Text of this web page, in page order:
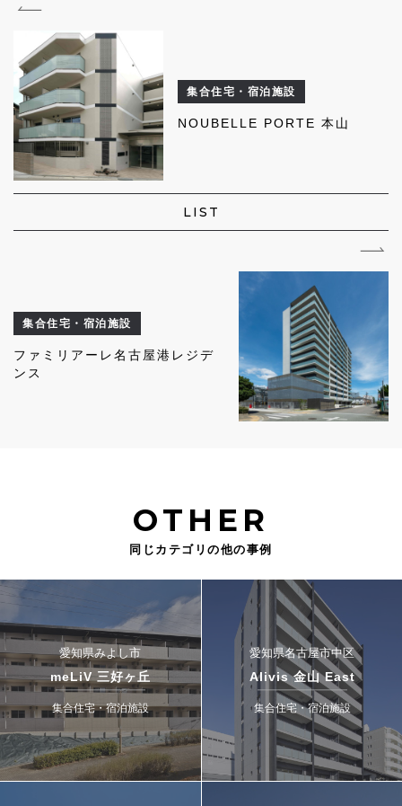
集合住宅・宿泊施設
NOUBELLE PORTE 本山
LIST
集合住宅・宿泊施設
ファミリアーレ名古屋港レジデ
ンス
OTHER
同じカテゴリの他の事例
愛知県みよし市
meLiV 三好ヶ丘
集合住宅・宿泊施設
愛知県名古屋市中区
Alivis 金山 East
集合住宅・宿泊施設